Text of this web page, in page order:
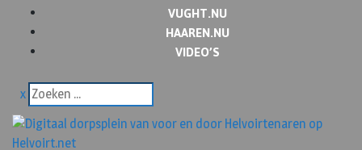
VUGHT.NU
HAAREN.NU
VIDEO’S
x